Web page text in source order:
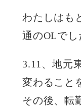
わたしはも
通のOLでし
3.11、地元
変わること
その後、転